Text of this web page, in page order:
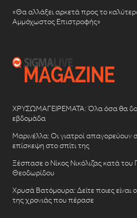
«Θα αλλάξει αρκετά προς το
Αμμόχωστος Επιστροφής»
ΧΡΥΣΩΜΑΓΕΙΡΕΜΑΤΑ: Όλα όσα θα
εβδομάδα
Μαρινέλλα: Οι γιατροί απαγορεύουν
επίσκεψη στο σπίτι της
Ξέσπασε ο Νίκος Νικόλιζας κατά του
Θεοδωρίδου
Χρυσά Βατόμουρα: Δείτε ποιες είναι
της χρονιάς που πέρασε